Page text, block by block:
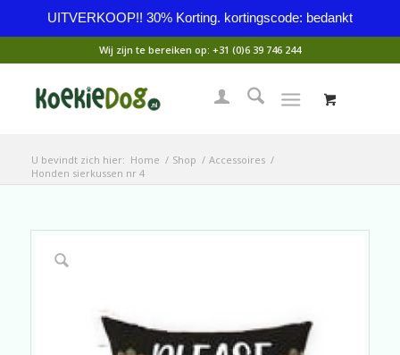
UITVERKOOP!! 30% Korting. kortingscode: bedankt
Wij zijn te bereiken op: +31 (0)6 39 746 244
U bevindt zich hier: Home / Shop / Accessoires /
Honden sierkussen nr 4